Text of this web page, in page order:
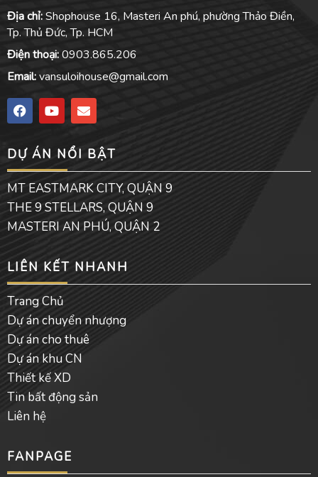
Địa chỉ:Shophouse 16, Masteri An phú, phường Thảo Điền,
Tp. Thủ Đức, Tp. HCM
Điện thoại:0903.865.206
Email:vansuloihouse@gmail.com
F
a
c
b
o
o
k
Y
o
u
u
b
e
E
n
v
o
p
e
DỰ ÁN NỔI BẬT
MT EASTMARK CITY, QUẬN 9
THE 9 STELLARS, QUẬN 9
MASTERI AN PHÚ, QUẬN 2
LIÊN KẾT NHANH
Trang Chủ
Dự án chuyển nhượng
Dự án cho thuê
Dự án khu CN
Thiết kế XD
Tin bất động sản
Liên hệ
FANPAGE